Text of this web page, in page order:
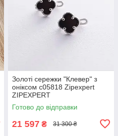
Золоті сережки "Клевер" з
оніксом с05818 Zipexpert
ZIPEXPERT
Готово до відправки
21 597 ₴ 31 300 ₴